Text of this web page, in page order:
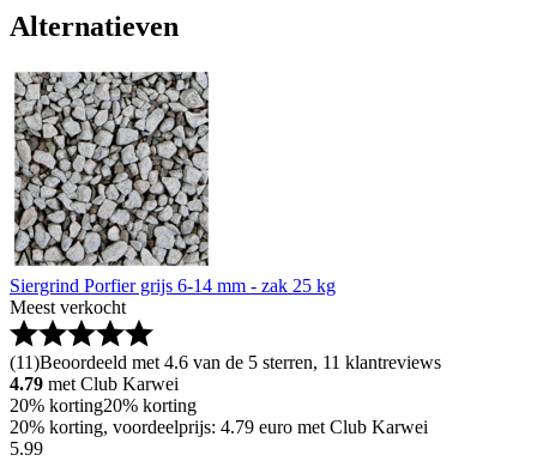
Alternatieven
Siergrind Porfier grijs 6-14 mm - zak 25 kg
Meest verkocht
(11)Beoordeeld met 4.6 van de 5 sterren, 11 klantreviews
4.79 met Club Karwei
20% korting20% korting
20% korting, voordeelprijs: 4.79 euro met Club Karwei
5.99